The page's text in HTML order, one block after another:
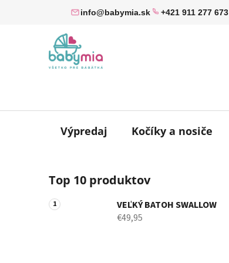
info@babymia.sk +421 911 277 673
Výpredaj Kočíky a nosiče
o
č
n
Top 10 produktov
VEĽKÝ BATOH SWALLOW
€49,95